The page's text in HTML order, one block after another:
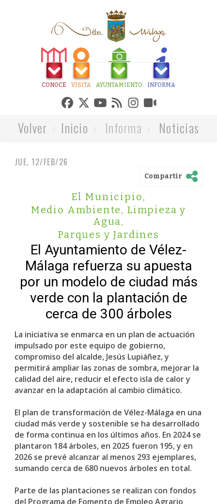
CONOCE VISITA AYUNTAMIENTO INFORMA
Volver Inicio Informa Noticias
JUE, 12/FEB/26
Compartir
El Municipio,
Medio Ambiente, Limpieza y
Agua,
Parques y Jardines
El Ayuntamiento de Vélez-
Málaga refuerza su apuesta
por un modelo de ciudad más
verde con la plantación de
cerca de 300 árboles
La iniciativa se enmarca en un plan de actuación
impulsado por este equipo de gobierno,
compromiso del alcalde, Jesús Lupiáñez, y
permitirá ampliar las zonas de sombra, mejorar la
calidad del aire, reducir el efecto isla de calor y
avanzar en la adaptación al cambio climático.
El plan de transformación de Vélez-Málaga en una
ciudad más verde y sostenible se ha desarrollado
de forma continua en los últimos años. En 2024 se
plantaron 184 árboles, en 2025 fueron 195, y en
2026 se prevé alcanzar al menos 293 ejemplares,
sumando cerca de 680 nuevos árboles en total.
Parte de las plantaciones se realizan con fondos
del Programa de Fomento de Empleo Agrario